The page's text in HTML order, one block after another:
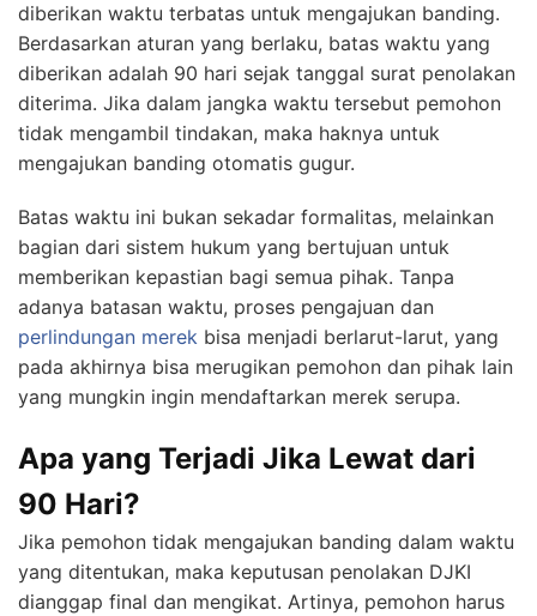
diberikan waktu terbatas untuk mengajukan banding.
Berdasarkan aturan yang berlaku, batas waktu yang
diberikan adalah 90 hari sejak tanggal surat penolakan
diterima. Jika dalam jangka waktu tersebut pemohon
tidak mengambil tindakan, maka haknya untuk
mengajukan banding otomatis gugur.
Batas waktu ini bukan sekadar formalitas, melainkan
bagian dari sistem hukum yang bertujuan untuk
memberikan kepastian bagi semua pihak. Tanpa
adanya batasan waktu, proses pengajuan dan
perlindungan merek bisa menjadi berlarut-larut, yang
pada akhirnya bisa merugikan pemohon dan pihak lain
yang mungkin ingin mendaftarkan merek serupa.
Apa yang Terjadi Jika Lewat dari
90 Hari?
Jika pemohon tidak mengajukan banding dalam waktu
yang ditentukan, maka keputusan penolakan DJKI
dianggap final dan mengikat. Artinya, pemohon harus